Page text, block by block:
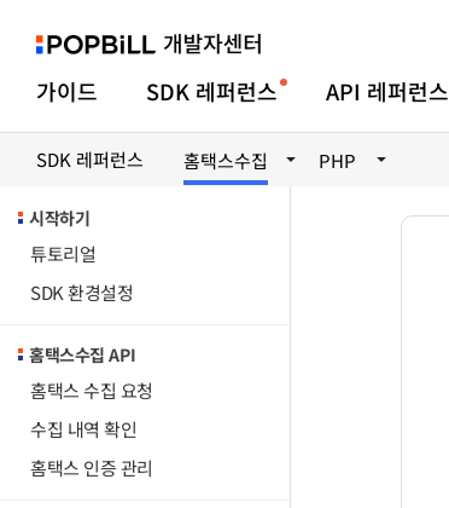
가이드 SDK 레퍼런스 API 레퍼런스
SDK 레퍼런스 홈택스수집 PHP
시작하기
튜토리얼
SDK 환경설정
홈택스수집 API
홈택스 수집 요청
수집 내역 확인
홈택스 인증 관리